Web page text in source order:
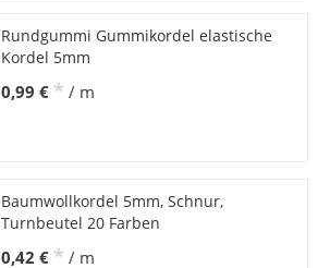
Rundgummi Gummikordel elastische
Kordel 5mm
0,99 € * / m
Baumwollkordel 5mm, Schnur,
Turnbeutel 20 Farben
0,42 € * / m